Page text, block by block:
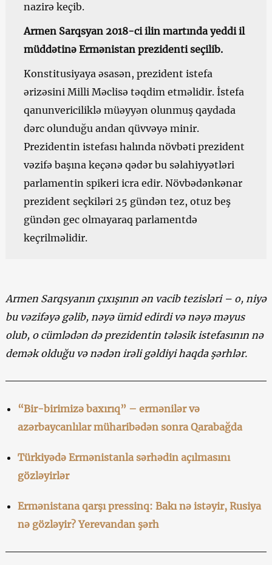
nazirə keçib.
Armen Sarqsyan 2018-ci ilin martında yeddi il
müddətinə Ermənistan prezidenti seçilib.
Konstitusiyaya əsasən, prezident istefa
ərizəsini Milli Məclisə təqdim etməlidir. İstefa
qanunvericiliklə müəyyən olunmuş qaydada
dərc olunduğu andan qüvvəyə minir.
Prezidentin istefası halında növbəti prezident
vəzifə başına keçənə qədər bu səlahiyyətləri
parlamentin spikeri icra edir. Növbədənkənar
prezident seçkiləri 25 gündən tez, otuz beş
gündən gec olmayaraq parlamentdə
keçrilməlidir.
Armen Sarqsyanın çıxışının ən vacib tezisləri – o, niyə
bu vəzifəyə gəlib, nəyə ümid edirdi və nəyə məyus
olub, o cümlədən də prezidentin tələsik istefasının nə
demək olduğu və nədən irəli gəldiyi haqda şərhlər.
“Bir-birimizə baxırıq” – ermənilər və
azərbaycanlılar müharibədən sonra Qarabağda
Türkiyədə Ermənistanla sərhədin açılmasını
gözləyirlər
Ermənistana qarşı pressinq: Bakı nə istəyir, Rusiya
nə gözləyir? Yerevandan şərh